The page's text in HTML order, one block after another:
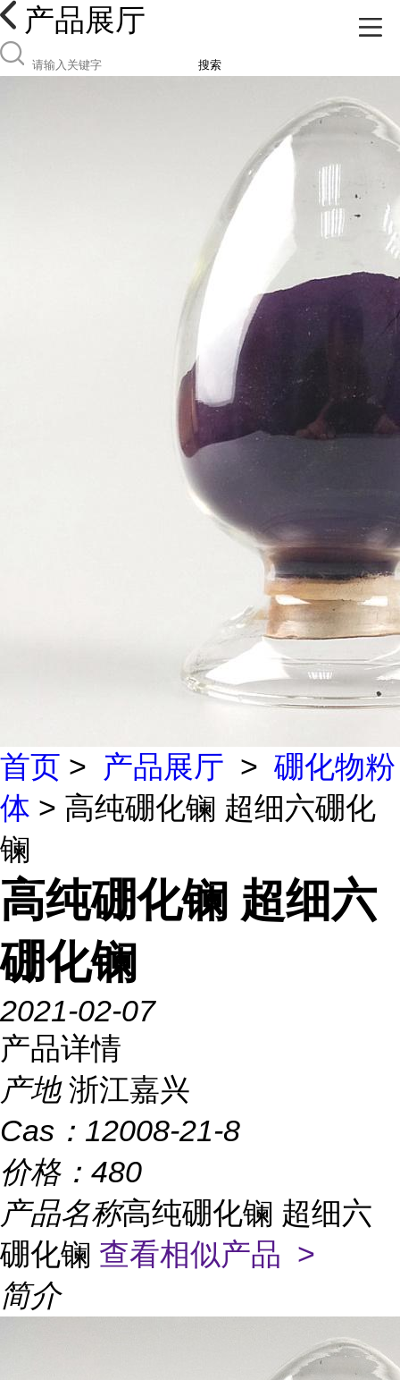
产品展厅
搜索
首页 > 产品展厅 > 硼化物粉
体 > 高纯硼化镧 超细六硼化
镧
高纯硼化镧 超细六
硼化镧
2021-02-07
产品详情
产地 浙江嘉兴
Cas： 12008-21-8
价格： 480
产品名称高纯硼化镧 超细六
硼化镧 查看相似产品 >
简介